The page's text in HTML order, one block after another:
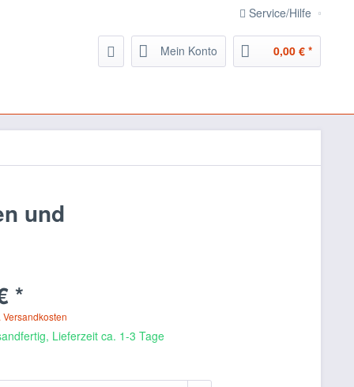
Service/Hilfe
Mein Konto 0,00 € *
und
*
Versandkosten
Lieferzeit ca. 1-3 Tage